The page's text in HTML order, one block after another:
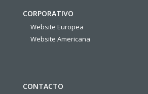
CORPORATIVO
Website Europea
Website Americana
CONTACTO